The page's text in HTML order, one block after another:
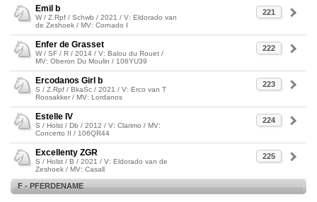
221
Emil b
W / Z.Rpf / Schwb / 2021 / V: Eldorado van
de Zeshoek / MV: Cornado I
222
Enfer de Grasset
W / SF / R / 2014 / V: Balou du Rouet /
MV: Oberon Du Moulin / 106YU39
223
Ercodanos Girl b
S / Z.Rpf / BkaSc / 2021 / V: Erco van T
Roosakker / MV: Lordanos
224
Estelle IV
S / Holst / Db / 2012 / V: Clarimo / MV:
Concerto II / 106QR44
225
Excellenty ZGR
S / Holst / B / 2021 / V: Eldorado van de
Zeshoek / MV: Casall
F - PFERDENAME